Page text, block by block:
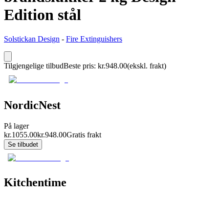
Edition stål
Solstickan Design - Fire Extinguishers
Tilgjengelige tilbudBeste pris: kr.948.00(ekskl. frakt)
NordicNest
På lager
kr.1055.00kr.948.00Gratis frakt
Se tilbudet
Kitchentime